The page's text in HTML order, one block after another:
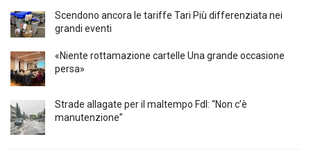
Scendono ancora le tariffe Tari Più differenziata nei
grandi eventi
«Niente rottamazione cartelle Una grande occasione
persa»
Strade allagate per il maltempo FdI: “Non c’è
manutenzione”